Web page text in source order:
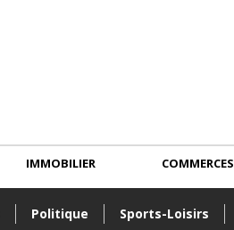
Politique Sports-Loisirs
IMMOBILIER COMMERCES